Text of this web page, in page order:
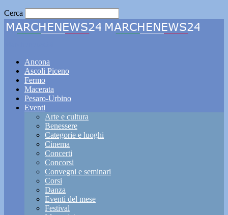
Cerca
Ancona
Ascoli Piceno
Fermo
Macerata
Pesaro-Urbino
Eventi
Arte e cultura
Benessere
Categorie e luoghi
Cinema
Concerti
Concorsi
Convegni e seminari
Corsi
Danza
Eventi del mese
Festival